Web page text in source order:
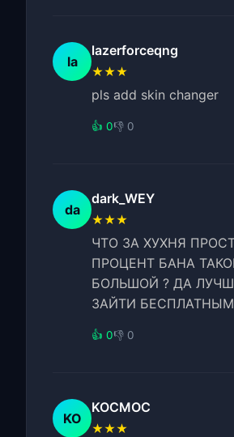
la
lazerforceqng
★★★
pls add skin changer
👍 0👎 0
da
dark_WEY
★★★
ЧТО ЗА ХУХНЯ
ПРОЦЕНТ БАНА
БОЛЬШОЙ ? ДА
ЗАЙТИ БЕСПЛАТНЫМ
👍 0👎 0
KO
KOCMOC
★★★